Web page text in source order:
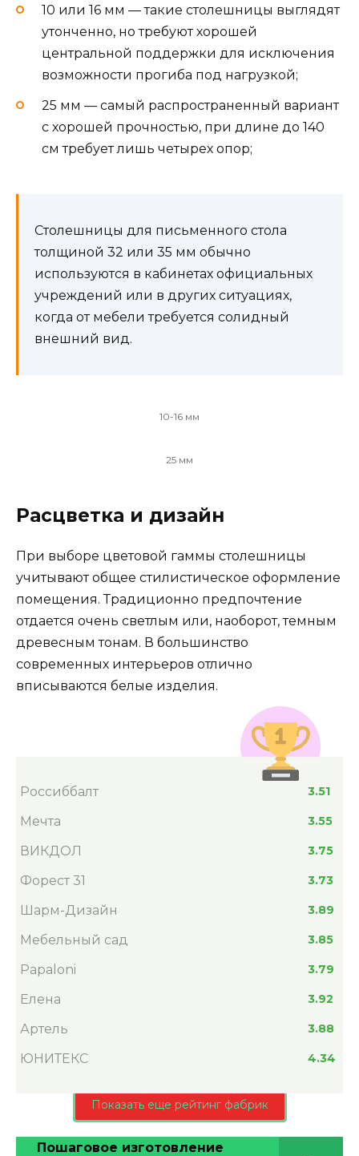
10 или 16 мм — такие столешницы выглядят
утонченно, но требуют хорошей
центральной поддержки для исключения
возможности прогиба под нагрузкой;
25 мм — самый распространенный вариант
с хорошей прочностью, при длине до 140
см требует лишь четырех опор;
Столешницы для письменного стола
толщиной 32 или 35 мм обычно
используются в кабинетах официальных
учреждений или в других ситуациях,
когда от мебели требуется солидный
внешний вид.
10-16 мм
25 мм
Расцветка и дизайн
При выборе цветовой гаммы столешницы
учитывают общее стилистическое оформление
помещения. Традиционно предпочтение
отдается очень светлым или, наоборот, темным
древесным тонам. В большинство
современных интерьеров отлично
вписываются белые изделия.
Россиббалт 3.51
Мечта 3.55
ВИКДОЛ 3.75
Форест 31 3.73
Шарм-Дизайн 3.89
Мебельный сад 3.85
Papaloni 3.79
Елена 3.92
Артель 3.88
ЮНИТЕКС 4.34
Показать еще рейтинг фабрик
Пошаговое изготовление